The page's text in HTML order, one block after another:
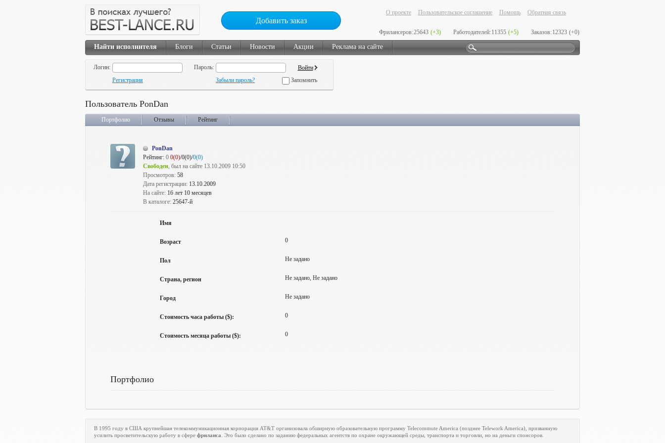
Добавить заказ
О проекте Пользовательское соглашение Помощь Обратная связь
Фрилансеров:25643 (+3) Работодателей:11355 (+5) Заказов:12323 (+0)
Найти исполнителя Блоги Статьи Новости Акции Реклама на сайте
Логин:
Пароль:
Регистрация
Забыли пароль? Запомнить
Пользователь PonDan
Портфолио Отзывы Рейтинг
PonDan
Рейтинг: 0 0(0)/0(0)/0(0)
Свободен, был на сайте 13.10.2009 10:50
Просмотров: 58
Дата регистрации: 13.10.2009
На сайте: 16 лет 10 месяцев
В каталоге: 25647-й
Имя
Возраст 0
Пол Не задано
Страна, регион Не задано, Не задано
Город Не задано
Стоимость часа работы ($): 0
Стоимость месяца работы ($): 0
Портфолио
В 1995 году в США крупнейшая телекоммуникационная корпорация AT&T организовала обширную образовательную программу Telecommute America (позднее Telework America), призванную
усилить просветительскую работу в сфере фриланса . Это было сделано по заданию федеральных агентств по охране окружающей среды, транспорта и торговли, но на деньги спонсоров.